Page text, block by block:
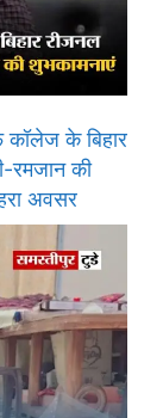
कॉलेज के बिहार
रमजान की
अवसर